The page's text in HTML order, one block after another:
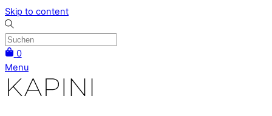
Skip to content
0
Menu